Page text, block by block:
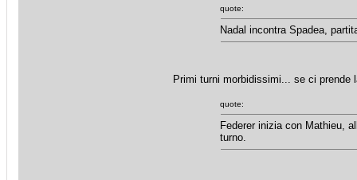
quote:
Nadal incontra Spadea,
Primi turni morbidissimi... se ci prende
quote:
Federer inizia con Mathieu,
turno.